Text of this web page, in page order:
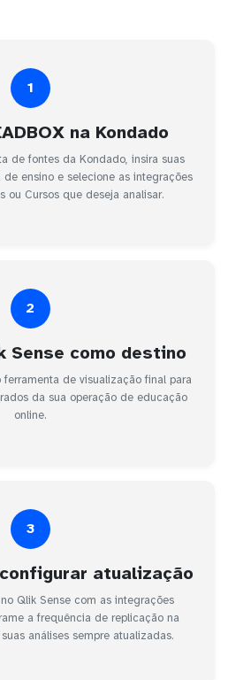
1
na Kondado
de fontes da Kondado, insira suas
ensino e selecione as integrações
ou Cursos que deseja analisar.
2
Sense como destino
de visualização final para
da sua operação de educação
online.
3
atualização
Qlik Sense com as integrações
a frequência de replicação na
análises sempre atualizadas.